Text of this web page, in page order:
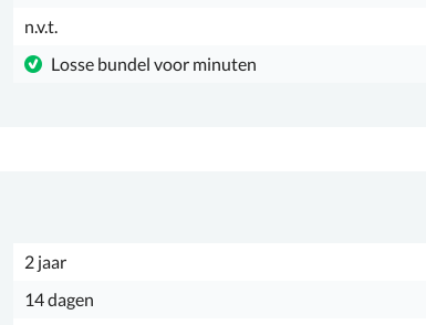
n.v.t.
Losse bundel voor minuten
2 jaar
14 dagen